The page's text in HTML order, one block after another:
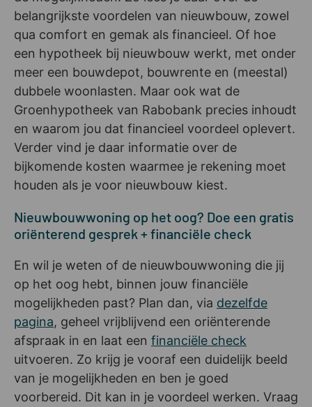
belangrijkste voordelen van nieuwbouw, zowel
qua comfort en gemak als financieel. Of hoe
een hypotheek bij nieuwbouw werkt, met onder
meer een bouwdepot, bouwrente en (meestal)
dubbele woonlasten. Maar ook wat de
Groenhypotheek van Rabobank precies inhoudt
en waarom jou dat financieel voordeel oplevert.
Verder vind je daar informatie over de
bijkomende kosten waarmee je rekening moet
houden als je voor nieuwbouw kiest.
Nieuwbouwwoning op het oog? Doe een gratis
oriënterend gesprek + financiële check
En wil je weten of de nieuwbouwwoning die jij
op het oog hebt, binnen jouw financiële
mogelijkheden past? Plan dan, via dezelfde
pagina, geheel vrijblijvend een oriënterende
afspraak in en laat een financiële check
uitvoeren. Zo krijg je vooraf een duidelijk beeld
van je mogelijkheden en ben je goed
voorbereid. Dit kan in je voordeel werken. Vraag